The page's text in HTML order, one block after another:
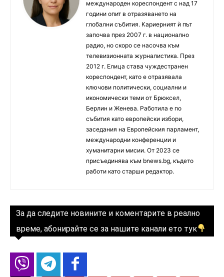
международен кореспондент с над 17
години опит в отразяването на
глобални събития. Кариерният ѝ път
започва през 2007 г. в национално
радио, но скоро се насочва към
телевизионната журналистика. През
2012 г. Елица става чуждестранен
кореспондент, като е отразявала
ключови политически, социални и
икономически теми от Брюксел,
Берлин и Женева. Работила е по
събития като европейски избори,
заседания на Европейския парламент,
международни конференции и
хуманитарни мисии. От 2023 се
присъединява към bnews.bg, където
работи като старши редактор.
За да следите новините и коментарите в реално
време, абонирайте се за нашите канали ето тук